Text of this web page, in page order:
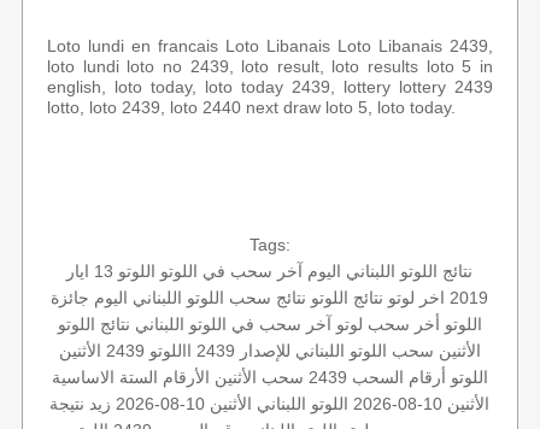
Loto lundi en francais Loto Libanais Loto Libanais 2439,
loto lundi loto no 2439, loto result, loto results loto 5 in
english, loto today, loto today 2439, lottery lottery 2439
lotto, loto 2439, loto 2440 next draw loto 5, loto today.
Tags:
نتائج اللوتو اللبناني اليوم آخر سحب في اللوتو
اللوتو 13 ايار
2019 اخر لوتو نتائج اللوتو نتائج سحب اللوتو اللبناني اليوم جائزة
اللوتو أخر سحب لوتو آخر سحب في اللوتو اللبناني نتائج اللوتو
الأثنين سحب اللوتو اللبناني للإصدار 2439 االلوتو 2439 الأثنين
اللوتو أرقام السحب 2439
سحب الأثنين الأرقام الستة الاساسية
الأثنين 10-08-2026
اللوتو اللبناني الأثنين 10-08-2026 زيد نتيجة